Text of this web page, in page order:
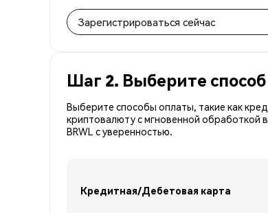
Зарегистрироваться сейчас
Шаг 2. Выберите
Выберите способы оплаты, такие как
криптовалюту с мгновенной обработкой
BRWL с уверенностью.
Кредитная/Дебетовая карта